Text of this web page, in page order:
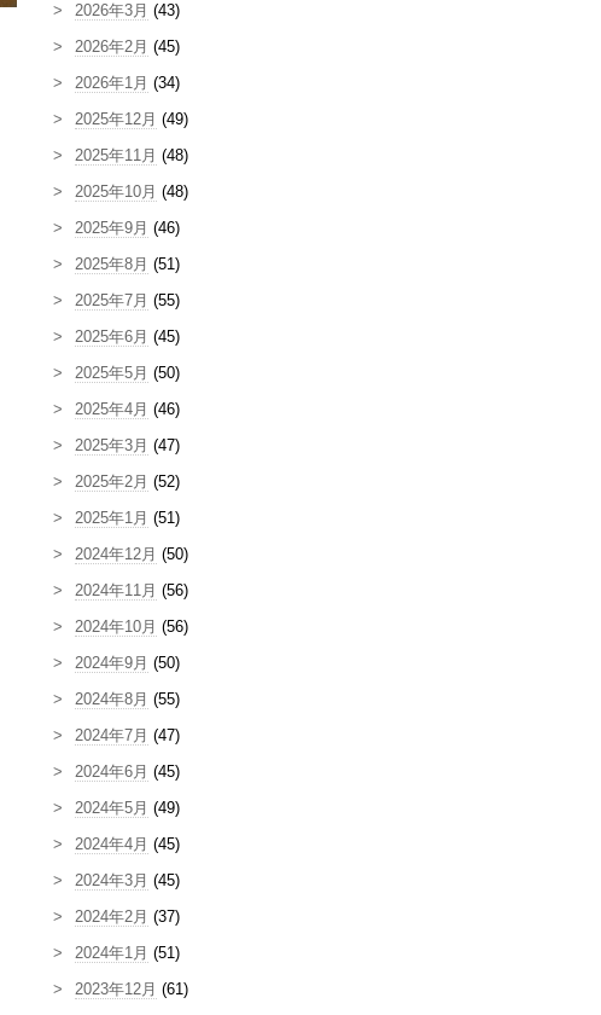
2026年3月 (43)
2026年2月 (45)
2026年1月 (34)
2025年12月 (49)
2025年11月 (48)
2025年10月 (48)
2025年9月 (46)
2025年8月 (51)
2025年7月 (55)
2025年6月 (45)
2025年5月 (50)
2025年4月 (46)
2025年3月 (47)
2025年2月 (52)
2025年1月 (51)
2024年12月 (50)
2024年11月 (56)
2024年10月 (56)
2024年9月 (50)
2024年8月 (55)
2024年7月 (47)
2024年6月 (45)
2024年5月 (49)
2024年4月 (45)
2024年3月 (45)
2024年2月 (37)
2024年1月 (51)
2023年12月 (61)